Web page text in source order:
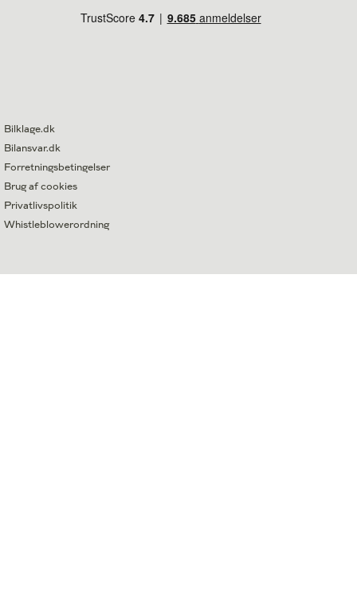
Bilklage.dk
Bilansvar.dk
Forretningsbetingelser
Brug af cookies
Privatlivspolitik
Whistleblowerordning